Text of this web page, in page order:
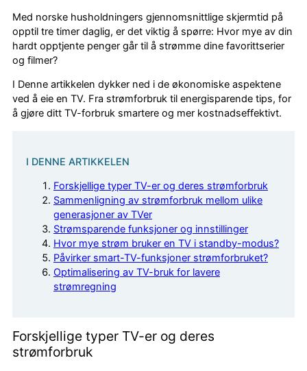
Med norske husholdningers gjennomsnittlige skjermtid på
opptil tre timer daglig, er det viktig å spørre: Hvor mye av din
hardt opptjente penger går til å strømme dine favorittserier
og filmer?
I Denne artikkelen dykker ned i de økonomiske aspektene
ved å eie en TV. Fra strømforbruk til energisparende tips, for
å gjøre ditt TV-forbruk smartere og mer kostnadseffektivt.
I DENNE ARTIKKELEN
Forskjellige typer TV-er og deres strømforbruk
Sammenligning av strømforbruk mellom ulike
generasjoner av TVer
Strømsparende funksjoner og innstillinger
Hvor mye strøm bruker en TV i standby-modus?
Påvirker smart-TV-funksjoner strømforbruket?
Optimalisering av TV-bruk for lavere
strømregning
Forskjellige typer TV-er og deres
strømforbruk